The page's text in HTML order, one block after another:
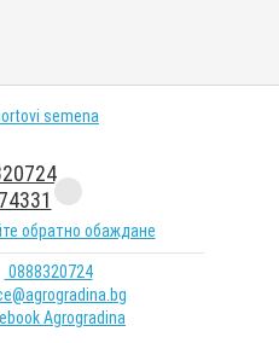
обратно обаждане
0888320724
Agrogradina